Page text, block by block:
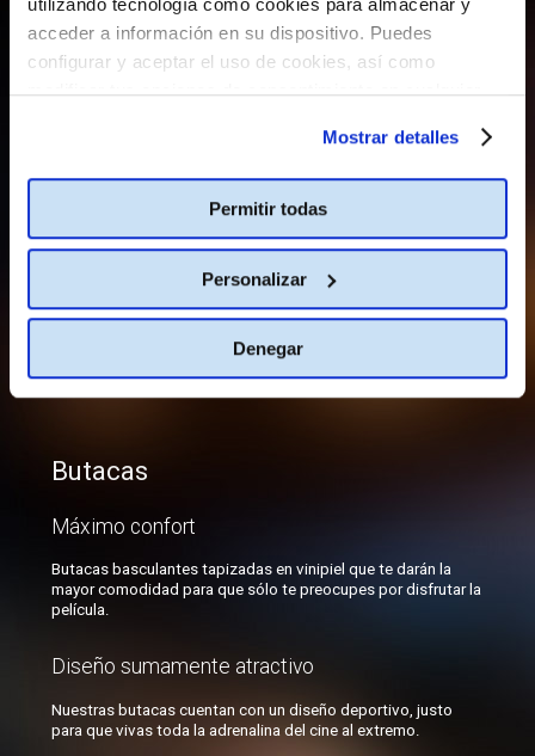
acceder a información en su dispositivo. Puedes
configurar y aceptar el uso de cookies, así como
modificar tus opciones de consentimiento en cualquier
Mostrar detalles
Permitir todas
Personalizar
Denegar
Sala
Sorprendente
La única sala con sonido quantum inmersivo.
Pantalla y sala de gran tamaño, que te ofrecen una perfecta
Vanguardista
Butacas
Máximo confort
Butacas basculantes tapizadas en vinipiel que te darán la
mayor comodidad para que sólo te preocupes por disfrutar la
película.
Diseño sumamente atractivo
Nuestras butacas cuentan con un diseño deportivo, justo
para que vivas toda la adrenalina del cine al extremo.